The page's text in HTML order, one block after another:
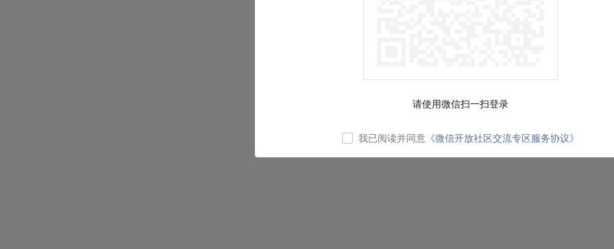
请使用微信扫一扫登录
我已阅读并同意 《微信开放社区交流专区服务协议》